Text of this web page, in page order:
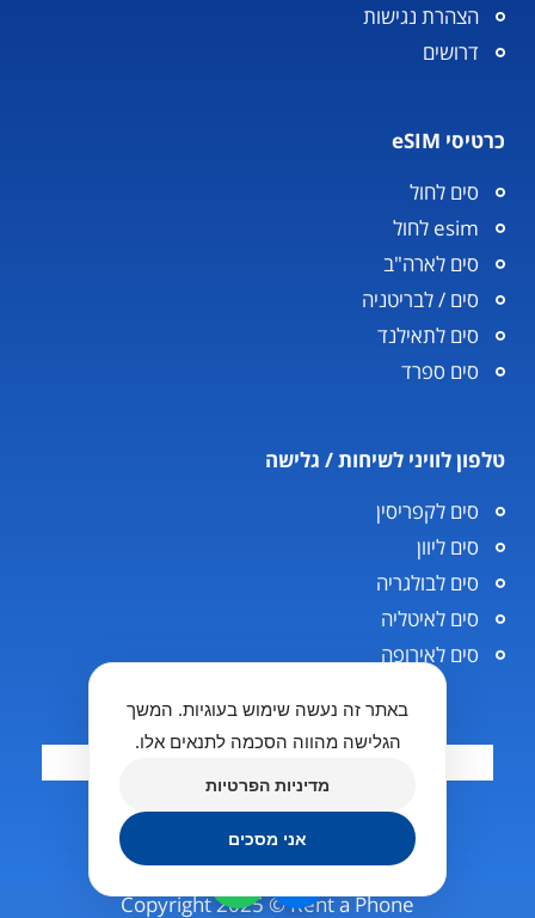
הצהרת נגישות
דרושים
כרטיסי eSIM
סים לחול
esim לחול
סים לארה"ב
סים / לבריטניה
סים לתאילנד
סים ספרד
טלפון לוויני לשיחות / גלישה
סים לקפריסין
סים ליוון
סים לבולגריה
סים לאיטליה
סים לאירופה
Copyright 2025 © Rent a Phone
באתר זה נעשה שימוש בעוגיות. המשך
הגלישה מהווה הסכמה לתנאים אלו.
מדיניות הפרטיות
אני מסכים